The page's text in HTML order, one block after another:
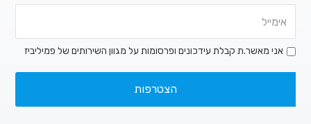
אני מאשר.ת קבלת עידכונים ופרסומות על מגוון השירותים של פמיליביז